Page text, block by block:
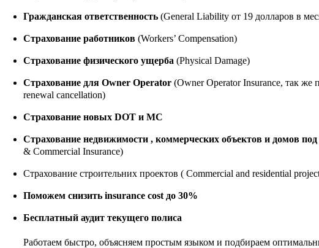
Гражданская ответственность (General Liability от 19 долларов в
Страхование работников (Workers’ Compensation)
Страхование физического ущерба (Physical Damage)
Страхование для Owner Operator (Owner Operator Insurance, так же
renewal cancellation)
Страхование новых DOT и MC
Страхование недвижимости , коммерческих объектов и домов под
& Commercial Insurance)
Страхование строительних проектов ( Commercial and residential
Поможем снизить insurance cost до 30%
Бесплатный аудит текущего полиса
Работаем быстро, объясняем простым языком и подбираем